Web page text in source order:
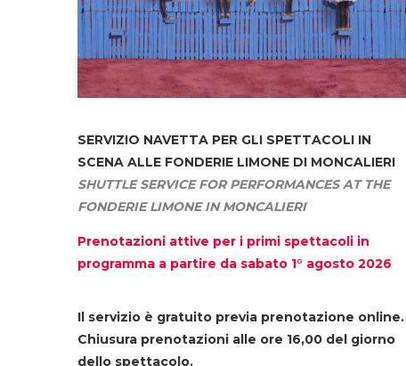
SERVIZIO NAVETTA PER GLI SPETTACOLI IN
SCENA ALLE FONDERIE LIMONE DI MONCALIERI
SHUTTLE SERVICE FOR PERFORMANCES AT THE
FONDERIE LIMONE IN MONCALIERI
Prenotazioni attive per i primi spettacoli in
programma a partire da sabato 1° agosto 2026
Il servizio è gratuito previa prenotazione online.
Chiusura prenotazioni alle ore 16,00 del giorno
dello spettacolo.